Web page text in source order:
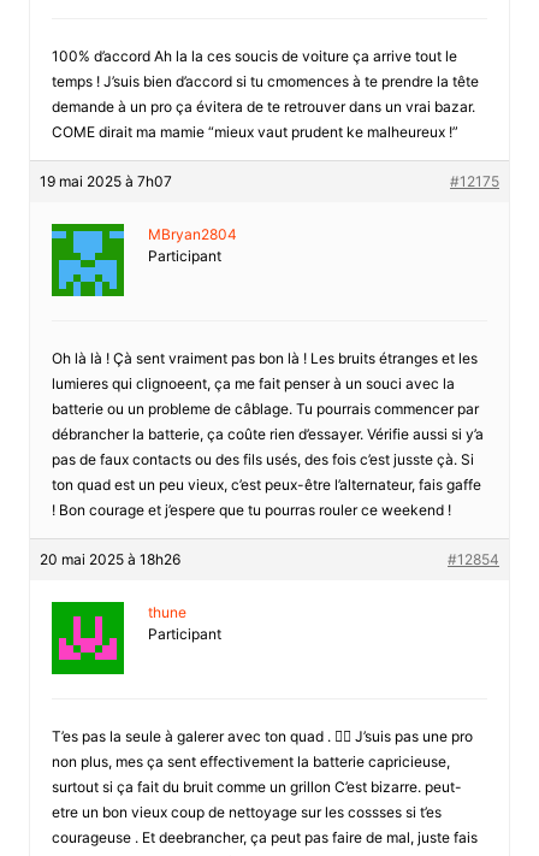
100% d’accord Ah la la ces soucis de voiture ça arrive tout le
temps ! J’suis bien d’accord si tu cmomences à te prendre la tête
demande à un pro ça évitera de te retrouver dans un vrai bazar.
COME dirait ma mamie “mieux vaut prudent ke malheureux !”
19 mai 2025 à 7h07 #12175
MBryan2804
Participant
Oh là là ! Çà sent vraiment pas bon là ! Les bruits étranges et les
lumieres qui clignoeent, ça me fait penser à un souci avec la
batterie ou un probleme de câblage. Tu pourrais commencer par
débrancher la batterie, ça coûte rien d’essayer. Vérifie aussi si y’a
pas de faux contacts ou des fils usés, des fois c’est jusste çà. Si
ton quad est un peu vieux, c’est peux-être l’alternateur, fais gaffe
! Bon courage et j’espere que tu pourras rouler ce weekend !
20 mai 2025 à 18h26 #12854
thune
Participant
T’es pas la seule à galerer avec ton quad . 🤦‍♀️ J’suis pas une pro
non plus, mes ça sent effectivement la batterie capricieuse,
surtout si ça fait du bruit comme un grillon C’est bizarre. peut-
etre un bon vieux coup de nettoyage sur les cossses si t’es
courageuse . Et deebrancher, ça peut pas faire de mal, juste fais